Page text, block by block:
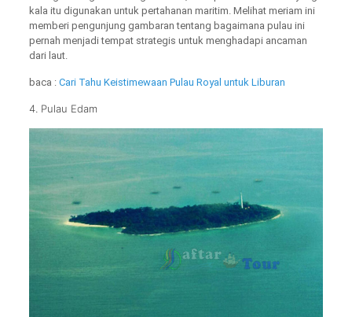
kala itu digunakan untuk pertahanan maritim. Melihat meriam ini
memberi pengunjung gambaran tentang bagaimana pulau ini
pernah menjadi tempat strategis untuk menghadapi ancaman
dari laut.
baca : Cari Tahu Keistimewaan Pulau Royal untuk Liburan
4. Pulau Edam